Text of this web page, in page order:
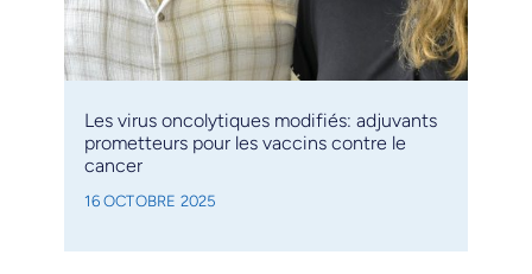
Les virus oncolytiques modifiés: adjuvants
prometteurs pour les vaccins contre le
cancer
16 OCTOBRE 2025